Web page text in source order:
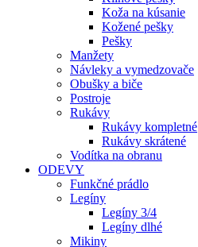
Koža na kúsanie
Kožené pešky
Pešky
Manžety
Návleky a vymedzovače
Obušky a biče
Postroje
Rukávy
Rukávy kompletné
Rukávy skrátené
Vodítka na obranu
ODEVY
Funkčné prádlo
Legíny
Legíny 3/4
Legíny dlhé
Mikiny